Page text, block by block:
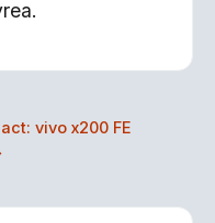
vivo x200 FE